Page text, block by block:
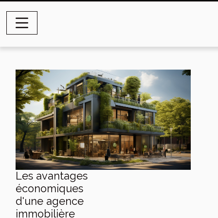
Les avantages
économiques
d'une agence
immobilière